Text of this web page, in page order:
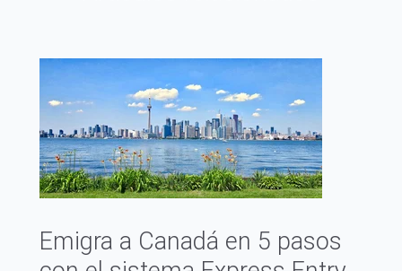
Emigra a Canadá en 5 pasos